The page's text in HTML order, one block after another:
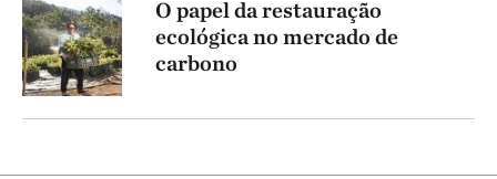
O papel da restauração
ecológica no mercado de
carbono